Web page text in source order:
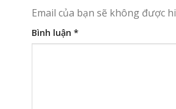
Email của bạn sẽ không được
Bình luận *